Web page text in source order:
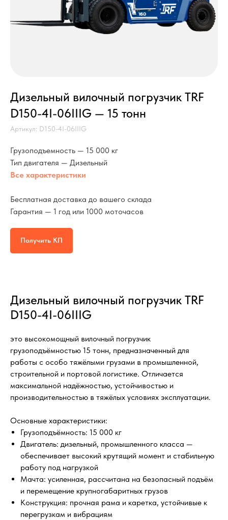
Дизельный вилочный погрузчик TRF
D150-4I-06IIIG — 15 тонн
Артикул: D150-4I-06IIIG
Грузоподъемность — 15 000 кг
Тип двигателя — Дизельный
Все характеристики
Бесплатная доставка до вашего склада
Гарантия — 1 год или 1000 моточасов
Получить КП
Дизельный вилочный погрузчик TRF
D150-4I-06IIIG
это высокомощный вилочный погрузчик
грузоподъёмностью 15 тонн, предназначенный для
работы с особо тяжёлыми грузами в промышленной,
строительной и портовой логистике. Отличается
максимальной надёжностью, устойчивостью и
производительностью в тяжёлых условиях эксплуатации.
Основные характеристики:
Грузоподъёмность: 15 000 кг
Двигатель: дизельный, промышленного класса —
обеспечивает высокий крутящий момент и стабильную
работу под нагрузкой
Мачта: усиленная, рассчитана на безопасный подъём
и перемещение крупногабаритных грузов
Конструкция: прочная рама и каретка, устойчивые к
перегрузкам и вибрациям